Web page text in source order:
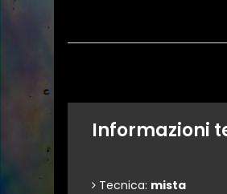
Informazioni
Tecnica: mista